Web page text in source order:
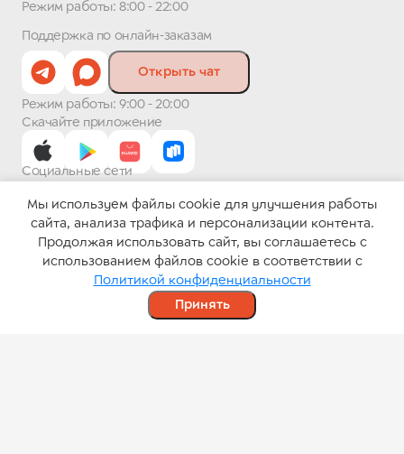
Корзина
Режим работы: 8:00 - 22:00
Поддержка по онлайн-заказам
Открыть чат
Режим работы: 9:00 - 20:00
Скачайте приложение
Платежные системы
Социальные сети
Мы используем файлы cookie для улучшения работы
сайта, анализа трафика и персонализации контента.
Продолжая использовать сайт, вы соглашаетесь с
использованием файлов cookie в соответствии с
Политикой конфиденциальности
Принять